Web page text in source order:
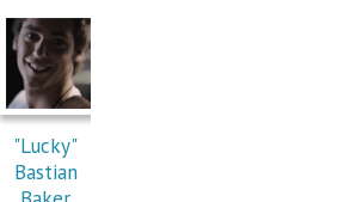
"Lucky"
Bastian